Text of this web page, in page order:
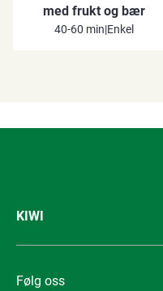
med frukt og bær
40-60 min|Enkel
KIWI
Følg oss